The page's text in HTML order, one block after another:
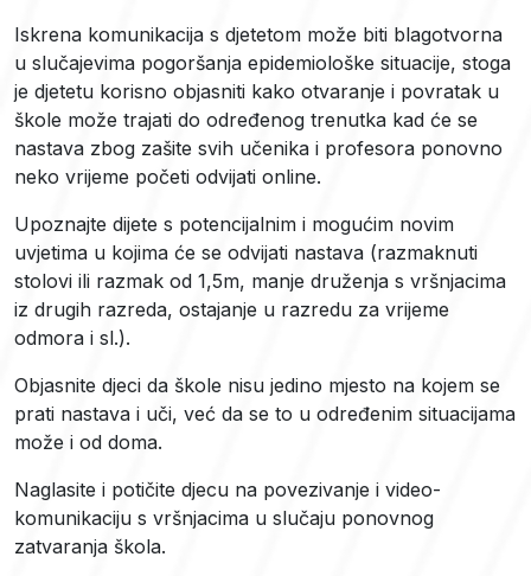
Iskrena komunikacija s djetetom može biti blagotvorna
u slučajevima pogoršanja epidemiološke situacije, stoga
je djetetu korisno objasniti kako otvaranje i povratak u
škole može trajati do određenog trenutka kad će se
nastava zbog zašite svih učenika i profesora ponovno
neko vrijeme početi odvijati online.
Upoznajte dijete s potencijalnim i mogućim novim
uvjetima u kojima će se odvijati nastava (razmaknuti
stolovi ili razmak od 1,5m, manje druženja s vršnjacima
iz drugih razreda, ostajanje u razredu za vrijeme
odmora i sl.).
Objasnite djeci da škole nisu jedino mjesto na kojem se
prati nastava i uči, već da se to u određenim situacijama
može i od doma.
Naglasite i potičite djecu na povezivanje i video-
komunikaciju s vršnjacima u slučaju ponovnog
zatvaranja škola.